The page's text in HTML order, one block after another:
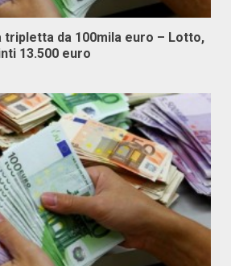
tripletta da 100mila euro – Lotto,
13.500 euro